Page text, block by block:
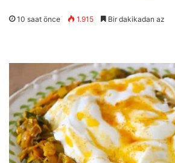
10 saat önce 1.915 Bir dakikadan az